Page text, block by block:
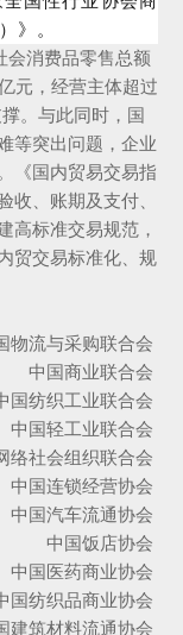
》。
会消费品零售总额
元，经营主体超过
。与此同时，国
等突出问题，企业
《国内贸易交易指
收、账期及支付、
高标准交易规范，
贸交易标准化、规
物流与采购联合会
中国商业联合会
国纺织工业联合会
中国轻工业联合会
络社会组织联合会
中国连锁经营协会
中国汽车流通协会
中国饭店协会
中国医药商业协会
国纺织品商业协会
建筑材料流通协会